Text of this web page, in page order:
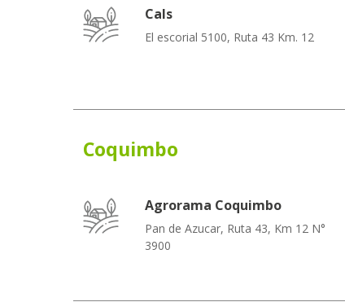
Cals
El escorial 5100, Ruta 43 Km. 12
Coquimbo
Agrorama Coquimbo
Pan de Azucar, Ruta 43, Km 12 N°
3900